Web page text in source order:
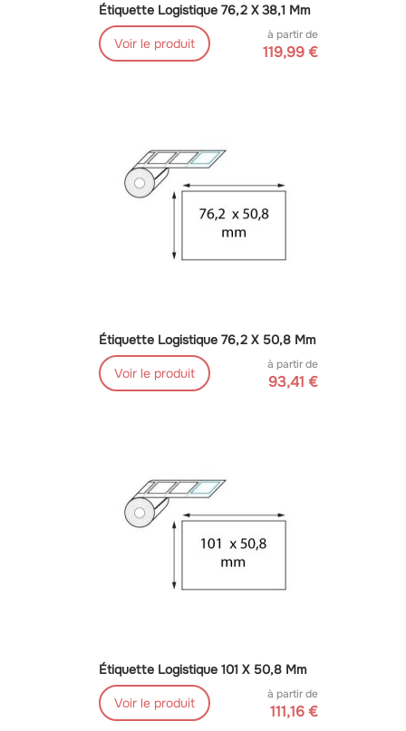
Étiquette Logistique 76,2 X 38,1 Mm
Voir le produit
à partir de
119,99 €
Étiquette Logistique 76,2 X 50,8 Mm
Voir le produit
à partir de
93,41 €
Étiquette Logistique 101 X 50,8 Mm
Voir le produit
à partir de
111,16 €